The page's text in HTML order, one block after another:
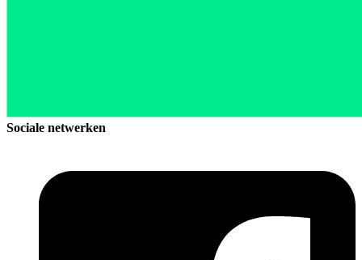
Sociale netwerken